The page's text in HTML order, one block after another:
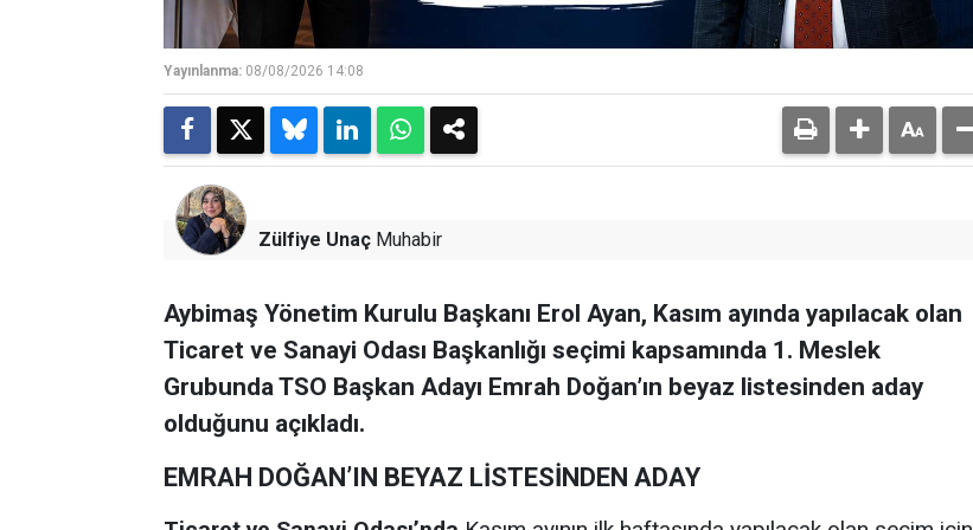
Yayınlanma: 08/08/2026 14:08
Zülfiye Unaç Muhabir
Aybimaş Yönetim Kurulu Başkanı Erol Ayan, Kasım ayında yapılacak olan
Ticaret ve Sanayi Odası Başkanlığı seçimi kapsamında 1. Meslek
Grubunda TSO Başkan Adayı Emrah Doğan’ın beyaz listesinden aday
olduğunu açıkladı.
EMRAH DOĞAN’IN BEYAZ LİSTESİNDEN ADAY